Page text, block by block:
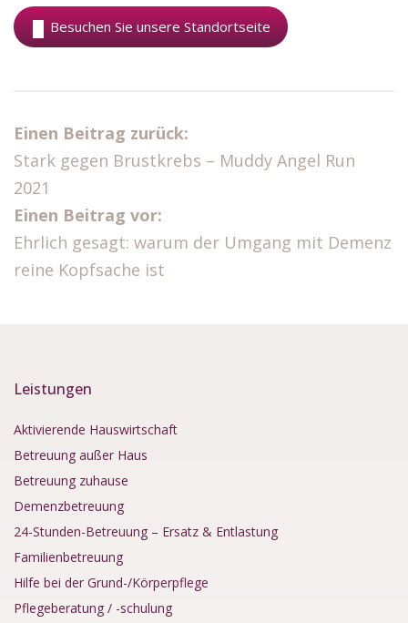
Besuchen Sie unsere Standortseite
Einen Beitrag zurück:
Stark gegen Brustkrebs – Muddy Angel Run
2021
Einen Beitrag vor:
Ehrlich gesagt: warum der Umgang mit Demenz
reine Kopfsache ist​
Leistungen
Aktivierende Hauswirtschaft
Betreuung außer Haus
Betreuung zuhause
Demenzbetreuung
24-Stunden-Betreuung – Ersatz & Entlastung
Familienbetreuung
Hilfe bei der Grund-/Körperpflege
Pflegeberatung / -schulung